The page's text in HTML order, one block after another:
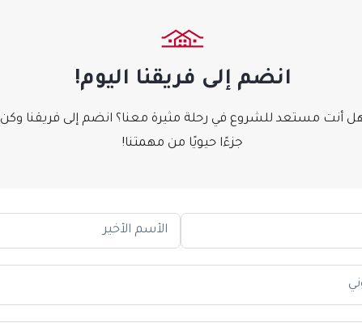
انضم إلى فريقنا اليوم!
أنت مستعد للشروع في رحلة مثيرة معنا؟ انضم إلى فريقنا وكن
جزءًا حيويًا من مهمتنا!